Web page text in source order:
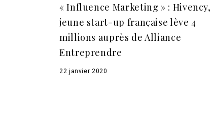
« Influence Marketing » :
jeune start-up française lève 4
millions auprès de Alliance
Entreprendre
22 janvier 2020